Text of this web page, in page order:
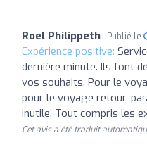
Roel Philippeth Publié le
Expérience positive:
dernière minute. Ils font
vos souhaits. Pour le
pour le voyage retour,
inutile. Tout compris les
Cet avis a été traduit